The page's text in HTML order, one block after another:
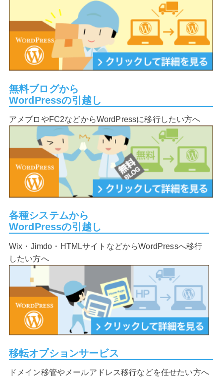
無料ブログから
WordPressの引越し
アメブロやFC2などからWordPressに移行したい方へ
各種システムから
WordPressの引越し
Wix・Jimdo・HTMLサイトなどからWordPressへ移行
したい方へ
移転オプションサービス
ドメイン移管やメールアドレス移行などを任せたい方へ